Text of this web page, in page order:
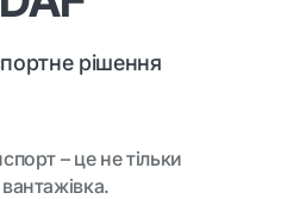
рішення
– це не тільки